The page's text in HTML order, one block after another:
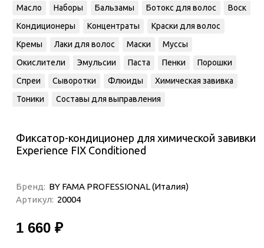
Масло
Наборы Бальзамы Ботокс для волос
Воск
Кондиционеры
Концентраты
Краски для волос
Кремы
Лаки для волос Маски
Муссы
Окислители
Эмульсии Паста Пенки
Порошки
Спреи
Сыворотки Флюиды
Химическая завивка
Тоники
Составы для выправления
Фиксатор-кондиционер для химической завивки
Experience FIX Conditioned
Бренд: BY FAMA PROFESSIONAL (Италия)
Артикул: 20004
1 660 ₽